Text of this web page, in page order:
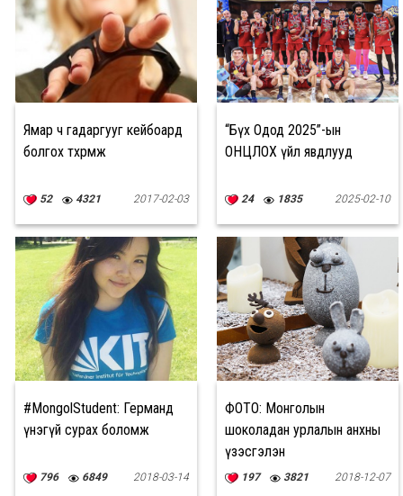
Ямар ч гадаргууг кейбоард
болгох төхөөрөмж
52 4321 2017-02-03
“Бүх Одод 2025”-ын
ОНЦЛОХ үйл явдлууд
24 1835 2025-02-10
#MongolStudent: Германд
үнэгүй сурах боломж
796 6849 2018-03-14
ФОТО: Монголын
шоколадан урлалын анхны
үзэсгэлэн
197 3821 2018-12-07